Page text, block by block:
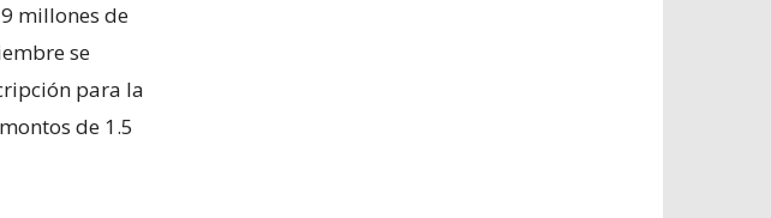
9 millones de
se
para la
de 1.5